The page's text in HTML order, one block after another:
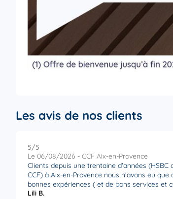
Les avis de nos clients
5/5
Le 06/08/2026 - CCF Aix-en-Provence
Clients depuis une trentaine d'années (HSBC
CCF) à Aix-en-Provence nous n'avons eu que
bonnes expériences ( et de bons services et
de la part de l' équipe que ce soit le directeur
Lili B.